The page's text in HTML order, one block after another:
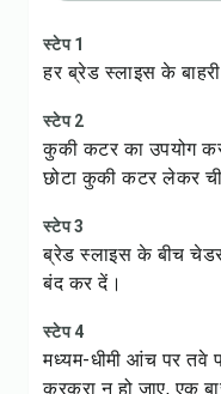
स्टेप 1
हर ब्रेड स्लाइस के
स्टेप 2
कुकी कटर का उपयोग
छोटा कुकी कटर लेकर
स्टेप 3
ब्रेड स्लाइस के बीच
बंद कर दें।
स्टेप 4
मध्यम-धीमी आंच पर तवे
कुरकुरा न हो जाए, एक